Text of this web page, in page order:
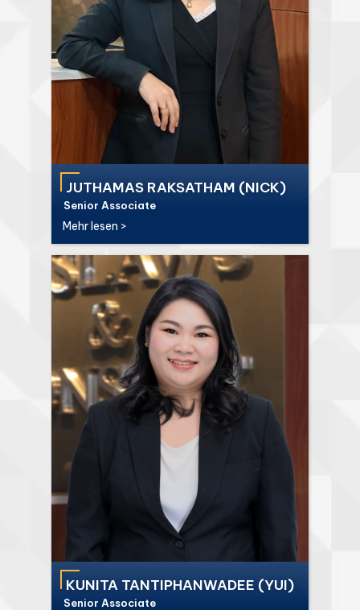
JUTHAMAS RAKSATHAM (NICK)
Senior Associate
Mehr lesen >
KUNITA TANTIPHANWADEE (YUI)
Senior Associate